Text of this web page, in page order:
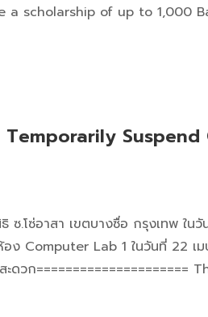
a scholarship of up to 1,000
Suspend
.โซ่อาสา เขตบางซื่อ กรุงเทพ ใ
ง Computer Lab 1 ในวันที่ 22
ดวก